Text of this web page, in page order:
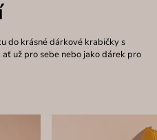
do krásné dárkové krabičky s
už pro sebe nebo jako dárek pro